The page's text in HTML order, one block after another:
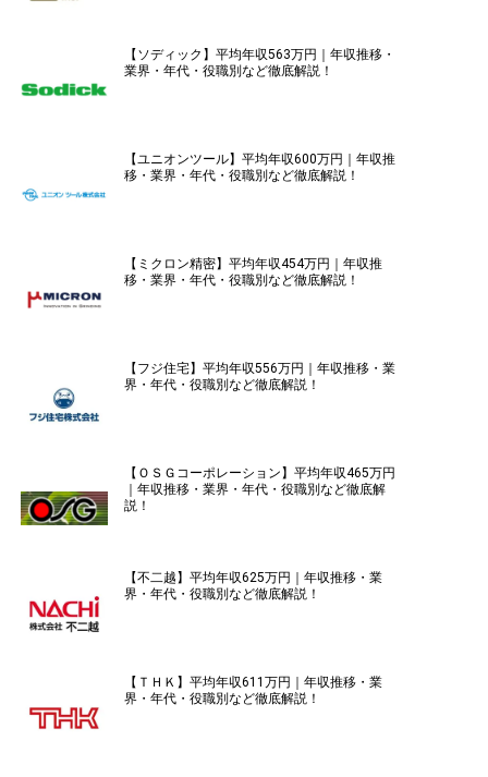
【ソディック】平均年収563万円｜年収推移・
業界・年代・役職別など徹底解説！
【ユニオンツール】平均年収600万円｜年収推
移・業界・年代・役職別など徹底解説！
【ミクロン精密】平均年収454万円｜年収推
移・業界・年代・役職別など徹底解説！
【フジ住宅】平均年収556万円｜年収推移・業
界・年代・役職別など徹底解説！
【ＯＳＧコーポレーション】平均年収465万円
｜年収推移・業界・年代・役職別など徹底解
説！
【不二越】平均年収625万円｜年収推移・業
界・年代・役職別など徹底解説！
【ＴＨＫ】平均年収611万円｜年収推移・業
界・年代・役職別など徹底解説！